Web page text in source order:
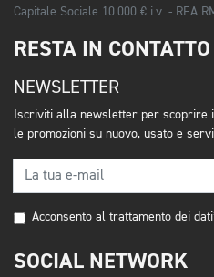
Capitale Sociale 10.000 € i.v. - REA
RESTA IN CONTATTO
NEWSLETTER
Iscriviti alla newsletter per scoprire
le promozioni su nuovo, usato e
Acconsento al trattamento dei
SOCIAL NETWORK